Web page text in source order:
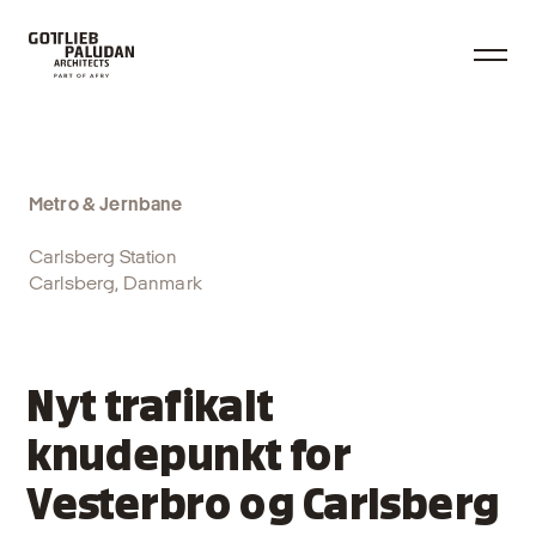
Nyt trafikalt
knudepunkt for
Vesterbro og Carlsberg
Metro & Jernbane
Carlsberg Station
Carlsberg, Danmark